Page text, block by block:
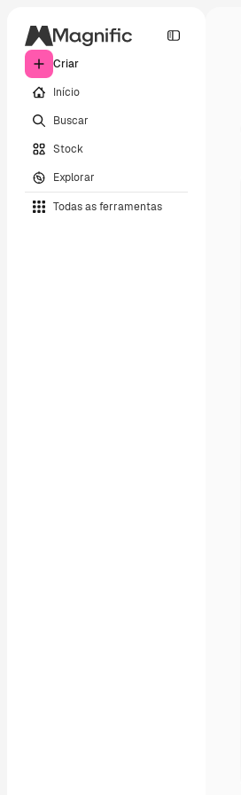
Criar
Início
Buscar
Stock
Explorar
Todas as ferramentas